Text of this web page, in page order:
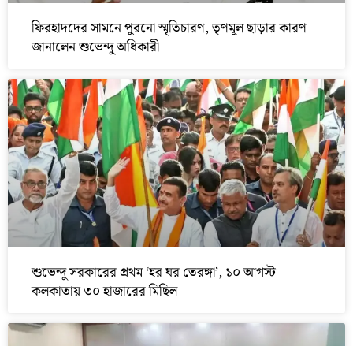
ফিরহাদদের সামনে পুরনো স্মৃতিচারণ, তৃণমূল ছাড়ার কারণ
জানালেন শুভেন্দু অধিকারী
শুভেন্দু সরকারের প্রথম ‘হর ঘর তেরঙ্গা’, ১০ আগস্ট
কলকাতায় ৩০ হাজারের মিছিল